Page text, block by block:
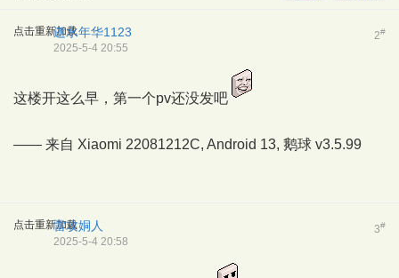
点击重新加载 2#
逝水年华1123
2025-5-4 20:55
这楼开这么早，第一个pv还没发吧
—— 来自 Xiaomi 22081212C, Android 13, 鹅球 v3.5.99
点击重新加载 3#
雷攻姛人
2025-5-4 20:58